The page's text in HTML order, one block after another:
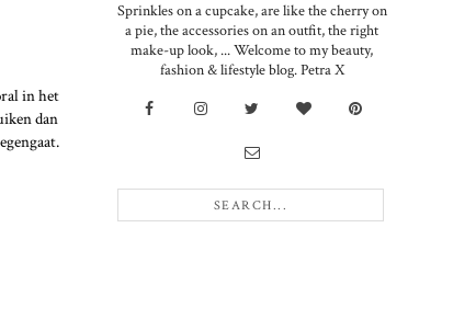
in het
dan
Sprinkles on a cupcake, are like the cherry on
a pie, the accessories on an outfit, the right
make-up look, ... Welcome to my beauty,
fashion & lifestyle blog. Petra X